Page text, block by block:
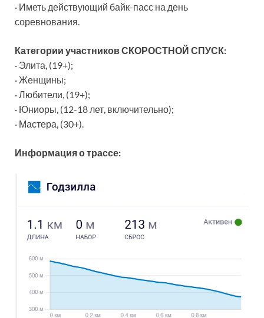
· Иметь действующий байк-пасс на день
соревнования.
Категории участников СКОРОСТНОЙ СПУСК:
· Элита, (19+);
· Женщины;
· Любители, (19+);
· Юниоры, (12-18 лет, включительно);
· Мастера, (30+).
Информация о трассе: